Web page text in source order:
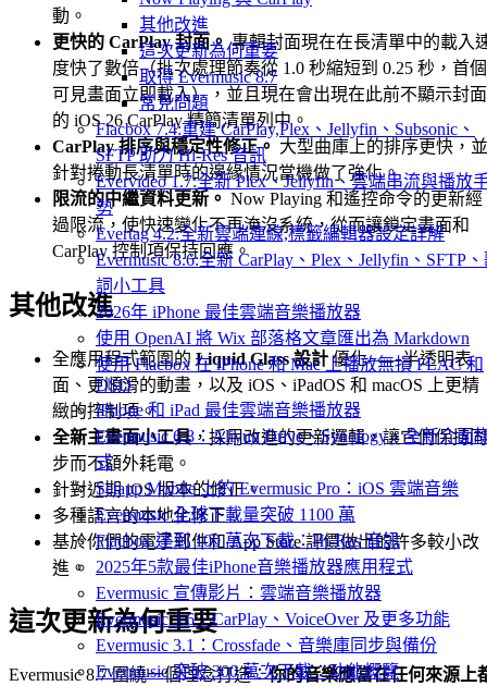
其他改進
這次更新為何重要
取得 Evermusic 8.7
常見問題
Flacbox 7.4:重建 CarPlay,Plex、Jellyfin、Subsonic、
SFTP 助力 Hi-Res 音訊
Evervideo 1.7:全新 Plex、Jellyfin、雲端串流與播放
勢
Evertag 4.2:全新雲端連線,標籤編輯器設定詳解
Evermusic 8.6:全新 CarPlay、Plex、Jellyfin、SFTP
詞小工具
2026年 iPhone 最佳雲端音樂播放器
使用 OpenAI 將 Wix 部落格文章匯出為 Markdown
使用 Flacbox 在 iPhone 和 Mac 上播放無損 FLAC 和
DSD
iPhone 和 iPad 最佳雲端音樂播放器
Evermusic 6.8：Aliyun Drive、Synology、全新介面
式
Setapp Mobile 上的 Evermusic Pro：iOS 雲端音樂
Evermusic 全球下載量突破 1100 萬
Flacbox 達到 100 萬次下載：Hi-Res 音訊
2025年5款最佳iPhone音樂播放器應用程式
Evermusic 宣傳影片：雲端音樂播放器
Evermusic 3.6：CarPlay、VoiceOver 及更多功能
Evermusic 3.1：Crossfade、音樂庫同步與備份
Evermusic 突破 300 萬次下載：功能概覽
動。
更快的 CarPlay 封面。 專輯封面現在在長清單中的載入
度快了數倍（批次處理節奏從 1.0 秒縮短到 0.25 秒，首個
可見畫面立即載入），並且現在會出現在此前不顯示封面
的 iOS 26 CarPlay 精簡清單列中。
CarPlay 排序與穩定性修正。 大型曲庫上的排序更快，並
針對捲動長清單時的邊緣情況當機做了強化。
限流的中繼資料更新。 Now Playing 和遙控命令的更新經
過限流，使快速變化不再淹沒系統，從而讓鎖定畫面和
CarPlay 控制項保持回應。
其他改進
全應用程式範圍的 Liquid Glass 設計優化——半透明表
面、更順滑的動畫，以及 iOS、iPadOS 和 macOS 上更精
緻的控制項。
全新主畫面小工具，採用改進的更新邏輯，讓它們保持同
步而不額外耗電。
針對近期 iOS 版本的修正。
多種語言的本地化修正。
基於你們的電子郵件和 App Store 評價做出的許多較小改
進。
這次更新為何重要
Evermusic 8.7 圍繞一個理念打造：你的音樂應當在任何來源上